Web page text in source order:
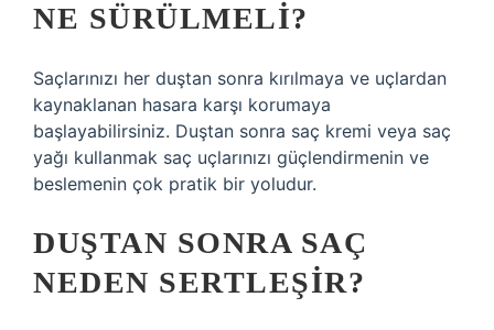
NE SÜRÜLMELI?
Saçlarınızı her duştan sonra kırılmaya ve uçlardan
kaynaklanan hasara karşı korumaya
başlayabilirsiniz. Duştan sonra saç kremi veya saç
yağı kullanmak saç uçlarınızı güçlendirmenin ve
beslemenin çok pratik bir yoludur.
DUŞTAN SONRA SAÇ
NEDEN SERTLEŞIR?